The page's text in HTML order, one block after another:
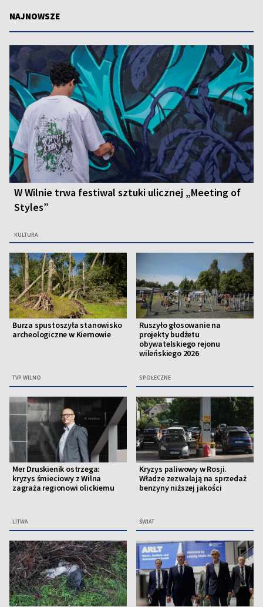
NAJNOWSZE
W Wilnie trwa festiwal sztuki ulicznej „Meeting of
Styles”
KULTURA
Burza spustoszyła stanowisko
archeologiczne w Kiernowie
TVP WILNO
Ruszyło głosowanie na
projekty budżetu
obywatelskiego rejonu
wileńskiego 2026
SPOŁECZNE
Mer Druskienik ostrzega:
kryzys śmieciowy z Wilna
zagraża regionowi olickiemu
LITWA
Kryzys paliwowy w Rosji.
Władze zezwalają na sprzedaż
benzyny niższej jakości
ŚWIAT